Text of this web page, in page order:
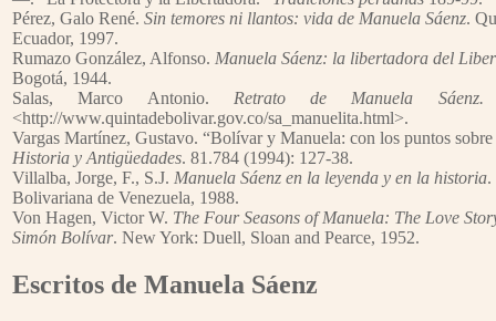
Pérez, Galo René. Sin temores ni llantos: vida de Manuela Sáenz.
Ecuador, 1997.
Rumazo González, Alfonso. Manuela Sáenz: la libertadora del
Bogotá, 1944.
Salas, Marco Antonio. Retrato de Manuela Sáenz.
<http://www.quintadebolivar.gov.co/sa_manuelita.html>.
Vargas Martínez, Gustavo. “Bolívar y Manuela: con los puntos
Historia y Antigüedades. 81.784 (1994): 127-38.
Villalba, Jorge, F., S.J. Manuela Sáenz en la leyenda y en la historia.
Bolivariana de Venezuela, 1988.
Von Hagen, Victor W. The Four Seasons of Manuela: The Love
Simón Bolívar. New York: Duell, Sloan and Pearce, 1952.
Escritos de Manuela Sáenz